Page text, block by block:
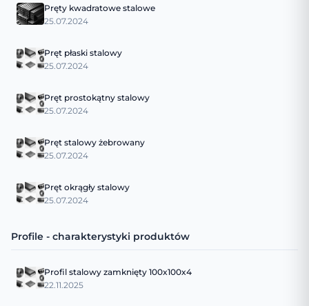
Pręty kwadratowe stalowe
25.07.2024
Pręt płaski stalowy
25.07.2024
Pręt prostokątny stalowy
25.07.2024
Pręt stalowy żebrowany
25.07.2024
Pręt okrągły stalowy
25.07.2024
Profile - charakterystyki produktów
Profil stalowy zamknięty 100x100x4
22.11.2025